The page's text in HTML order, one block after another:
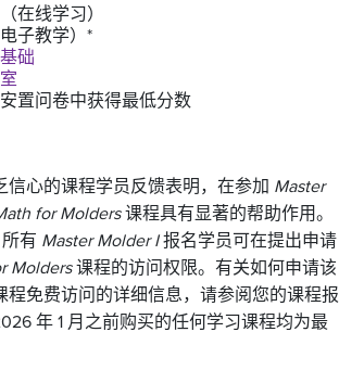
（在线学习）
电子教学）*
础
置问卷中获得最低分数
信心的课程学员反馈表明，在参加 Master
for Molders课程具有显著的帮助作用。
有 Master Molder I报名学员可在提出申请
Molders课程的访问权限。有关如何申请该
程免费访问的详细信息，请参阅您的课程报
年 1 月之前购买的任何学习课程均为最